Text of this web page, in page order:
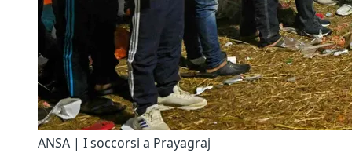
ANSA | I soccorsi a Prayagraj